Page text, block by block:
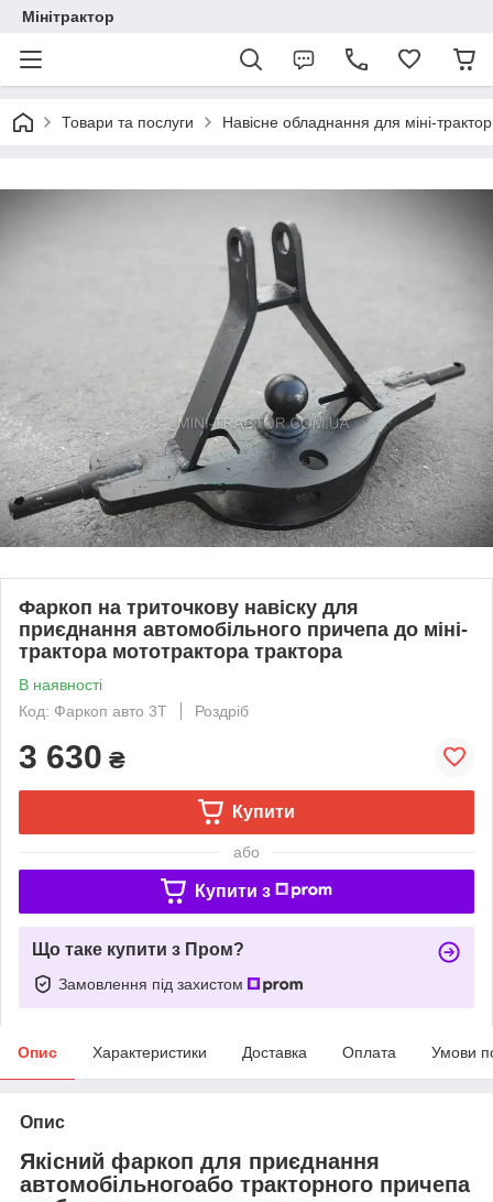
Мінітрактор
Товари та послуги Навісне обладнання для міні-
Фаркоп на триточкову навіску для
приєднання автомобільного причепа до міні-
трактора мототрактора трактора
В наявності
Код: Фаркоп авто 3Т
Роздріб
3 630 ₴
Купити
або
Купити з
Що таке купити з Пром?
Замовлення під захистом
Опис Характеристики Доставка Оплата Умови
Опис
Якісний фаркоп для приєднання
автомобільногоабо тракторного причепа